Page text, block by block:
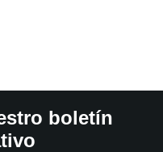
boletín